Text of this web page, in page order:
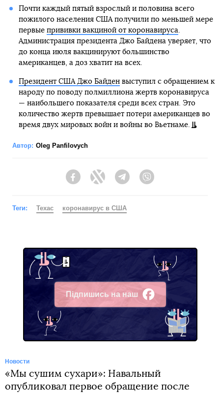
Почти каждый пятый взрослый и половина всего
пожилого населения США получили по меньшей мере
первые прививки вакциной от коронавируса.
Администрация президента Джо Байдена уверяет, что
до конца июля вакцинируют большинство
американцев, а доз хватит на всех.
Президент США Джо Байденвыступил с обращением к
народу по поводу полмиллиона жертв коронавируса
— наибольшего показателя среди всех стран. Это
количество жертв превышает потери американцев во
время двух мировых войн и войны во Вьетнаме.
Автор: Oleg Panfilovych
FacebookTwitter Telegram
Теги: Техас коронавирус в США
Підпишись на наш
Facebook
Новости
«Мы сушим сухари»: Навальный
опубликовал первое обращение после